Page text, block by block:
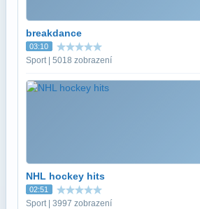
breakdance
03:10
Sport | 5018 zobrazení
NHL hockey hits
02:51
Sport | 3997 zobrazení